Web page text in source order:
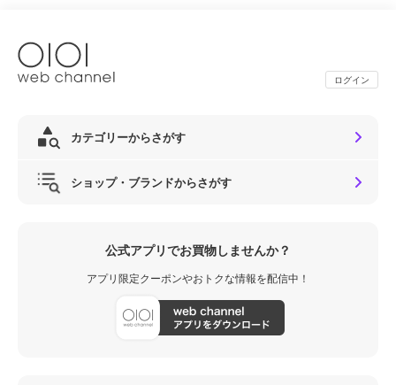
ログイン
カテゴリーからさがす
ショップ・ブランドからさがす
公式アプリでお買物しませんか？
アプリ限定クーポンやおトクな情報を配信中！